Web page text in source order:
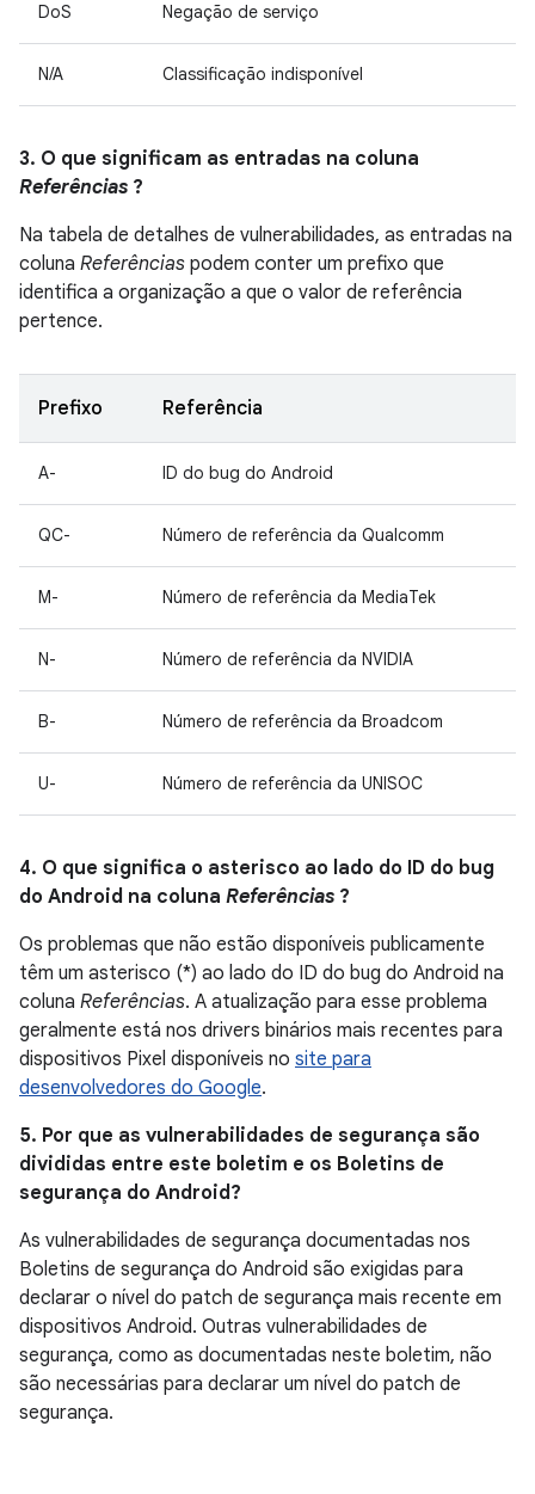
DoS Negação de serviço
N/A Classificação indisponível
3. O que significam as entradas na coluna
Referências ?
Na tabela de detalhes de vulnerabilidades, as entradas na
coluna Referências podem conter um prefixo que
identifica a organização a que o valor de referência
pertence.
Prefixo Referência
A- ID do bug do Android
QC- Número de referência da Qualcomm
M- Número de referência da MediaTek
N- Número de referência da NVIDIA
B- Número de referência da Broadcom
U- Número de referência da UNISOC
4. O que significa o asterisco ao lado do ID do bug
do Android na coluna Referências ?
Os problemas que não estão disponíveis publicamente
têm um asterisco (*) ao lado do ID do bug do Android na
coluna Referências. A atualização para esse problema
geralmente está nos drivers binários mais recentes para
dispositivos Pixel disponíveis no site para
desenvolvedores do Google.
5. Por que as vulnerabilidades de segurança são
divididas entre este boletim e os Boletins de
segurança do Android?
As vulnerabilidades de segurança documentadas nos
Boletins de segurança do Android são exigidas para
declarar o nível do patch de segurança mais recente em
dispositivos Android. Outras vulnerabilidades de
segurança, como as documentadas neste boletim, não
são necessárias para declarar um nível do patch de
segurança.